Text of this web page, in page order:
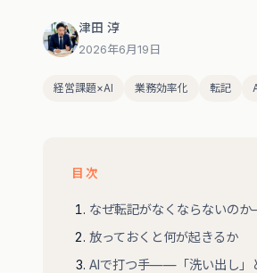
津田 淳
2026年6月19日
経営課題×AI 業務効率化 転記
目次
なぜ転記がなくならないの
放っておくと何が起きるか
AIで打つ手——「洗い出し」